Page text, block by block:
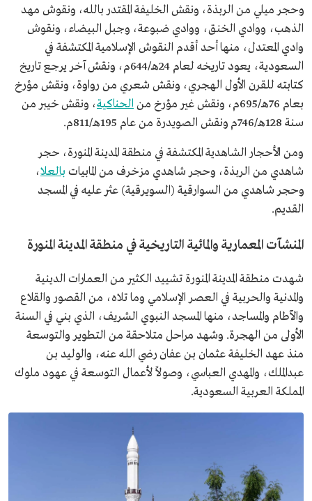
وحجر ميلي من الربذة، ونقش الخليفة المقتدر بالله، ونقوش مهد
الذهب، ووادي الخنق، ووادي ضبوعة، وجبل البيضاء، ونقوش
وادي المعتدل، منها أحد أقدم النقوش الإسلامية المكتشفة في
السعودية، يعود تاريخه لعام 24هـ/644م، ونقش آخر يرجع تاريخ
كتابته للقرن الأول الهجري، ونقش شعري من رواوة، ونقش مؤرخ
بعام 76هـ/695م، ونقش غير مؤرخ من
الحناكية، ونقش خيبر من
سنة 128هـ/746م ونقش الصويدرة من عام 195هـ/811م.
ومن الأحجار الشاهدية المكتشفة في منطقة المدينة المنورة، حجر
شاهدي من الربذة، وحجر شاهدي مزخرف من المابيات بالعلا،
وحجر شاهدي من السوارقية (السويرقية) عثر عليه في المسجد
القديم.
المنشآت المعمارية والمائية التاريخية في منطقة المدينة المنورة
شهدت منطقة المدينة المنورة تشييد الكثير من العمارات الدينية
والمدنية والحربية في العصر الإسلامي وما تلاه، من القصور والقلاع
والآطام والمساجد، منها المسجد النبوي الشريف، الذي بني في السنة
الأولى من الهجرة. وشهد مراحل متلاحقة من التطوير والتوسعة
منذ عهد الخليفة عثمان بن عفان رضي الله عنه، والوليد بن
عبدالملك، والمهدي العباسي، وصولاً لأعمال التوسعة في عهود ملوك
المملكة العربية السعودية.